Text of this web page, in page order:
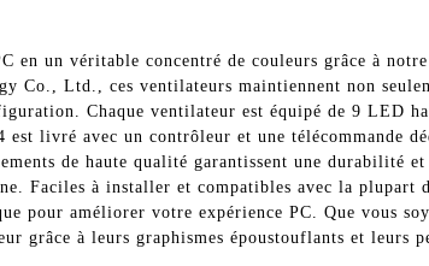
en un véritable concentré de couleurs grâce à
Co., Ltd., ces ventilateurs maintiennent non
Chaque ventilateur est équipé de 9 LED
livré avec un contrôleur et une télécommande
de haute qualité garantissent une durabilité
Faciles à installer et compatibles avec la
pour améliorer votre expérience PC. Que vous
grâce à leurs graphismes époustouflants et leurs